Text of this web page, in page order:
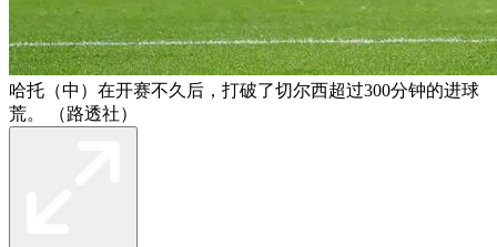
哈托（中）在开赛不久后，打破了切尔西超过300分钟的进球
荒。 （路透社）